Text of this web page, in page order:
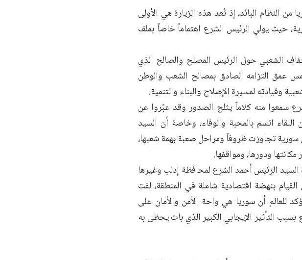
من النظام البائد، إذ تُعد هذه الزيارة هي الأولى
حيث يولي الرئيس الشرع اهتماماً خاصاً بملف
الشعبي حول الرئيس المصلح والصالح الذي
عمق التزامه الصادق بمصالح الشعب والوطن
وقيادته لمسيرة الإصلاح والبناء والتنمية.
سمعوا منه كلاماً يثلج الصدور وقد عبّروا عن
اتسم بالمحبة والوفاء، وخاصة أن السيد
تجاوزت ظروفاً ومراحل صعبة بهمة شعبها،
ودورها، ومواقفها.
الرئيس أحمد الشرع لمحافظة إدلب وغيرها
بنهضة اقتصادية شاملة في المنطقة، لفت
للعالم أن سوريا هي واحة الأمن والأمان على
التأثير الإيجابي الكبير الذي بات يحظى به